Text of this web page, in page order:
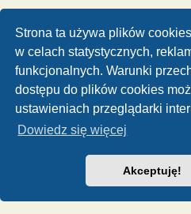
Strona ta używa plików
w celach statystycznych,
funkcjonalnych. Warunki
dostępu do plików cookies
ustawieniach przeglądarki
Dowiedz się więcej
Akceptuję!